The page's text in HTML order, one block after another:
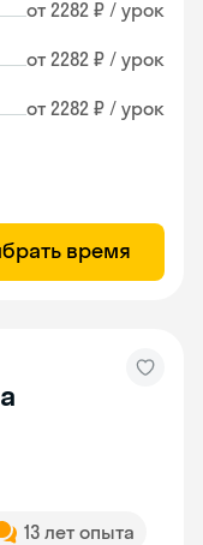
от 2282 ₽ / урок
от 2282 ₽ / урок
от 2282 ₽ / урок
время
13 лет опыта